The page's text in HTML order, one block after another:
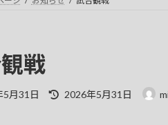
戦
5月31日
最
2026年5月31日